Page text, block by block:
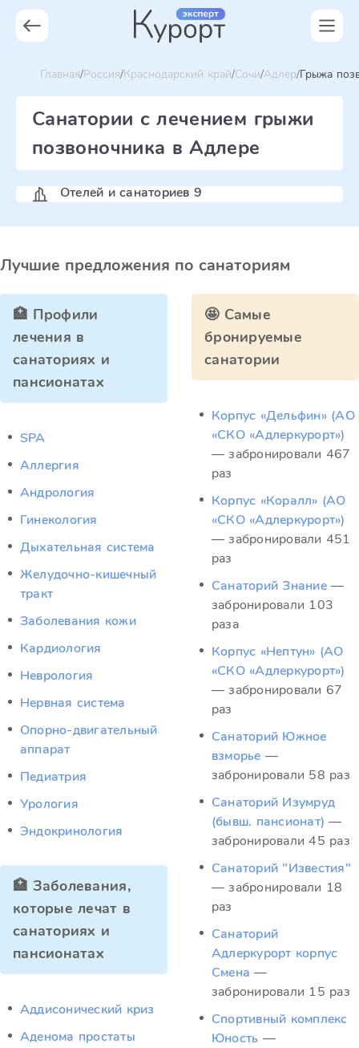
Главная Россия Краснодарский край Сочи Адлер Грыжа
Санатории с лечением грыжи
позвоночника в Адлере
Отелей и санаториев 9
Лучшие предложения по санаториям
🏥 Профили
лечения в
санаториях и
пансионатах
SPA
Аллергия
Андрология
Гинекология
Дыхательная система
Желудочно-кишечный
тракт
Заболевания кожи
Кардиология
Неврология
Нервная система
Опорно-двигательный
аппарат
Педиатрия
Урология
Эндокринология
🏥 Заболевания,
которые лечат в
санаториях и
пансионатах
Аддисонический криз
Аденома простаты
🤩 Самые
бронируемые
санатории
Корпус «Дельфин» (АО
«СКО «Адлеркурорт»)
— забронировали 467
раз
Корпус «Коралл» (АО
«СКО «Адлеркурорт»)
— забронировали 451
раз
Санаторий Знание —
забронировали 103
раза
Корпус «Нептун» (АО
«СКО «Адлеркурорт»)
— забронировали 67
раз
Санаторий Южное
взморье —
забронировали 58 раз
Санаторий Изумруд
(бывш. пансионат) —
забронировали 45 раз
Санаторий "Известия"
— забронировали 18
раз
Санаторий
Адлеркурорт корпус
Смена —
забронировали 15 раз
Спортивный комплекс
Юность —